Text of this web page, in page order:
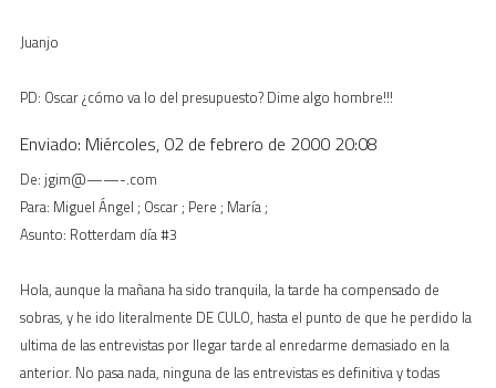
Juanjo
PD: Oscar ¿cómo va lo del presupuesto? Dime algo hombre!!!
Enviado: Miércoles, 02 de febrero de 2000 20:08
De: jgim@——-.com
Para: Miguel Ángel ; Oscar ; Pere ; María ;
Asunto: Rotterdam día #3
Hola, aunque la mañana ha sido tranquila, la tarde ha compensado de
sobras, y he ido literalmente DE CULO, hasta el punto de que he perdido la
ultima de las entrevistas por llegar tarde al enredarme demasiado en la
anterior. No pasa nada, ninguna de las entrevistas es definitiva y todas